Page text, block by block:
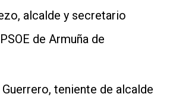
alcalde y secretario
de Armuña de
teniente de alcalde